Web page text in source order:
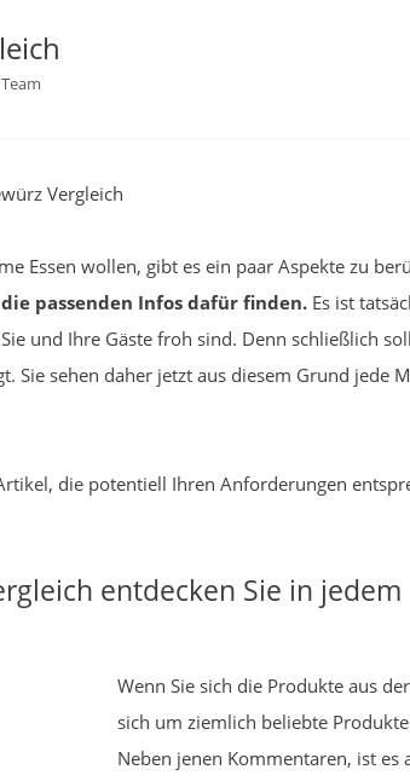
Vergleich
Essen wollen, gibt es ein paar Aspekte zu
passenden Infos dafür finden. Es ist
und Ihre Gäste froh sind. Denn schließlich
Sie sehen daher jetzt aus diesem Grund
die potentiell Ihren Anforderungen
entdecken Sie in
Wenn Sie sich die Produkte aus
sich um ziemlich beliebte
Neben jenen Kommentaren, ist